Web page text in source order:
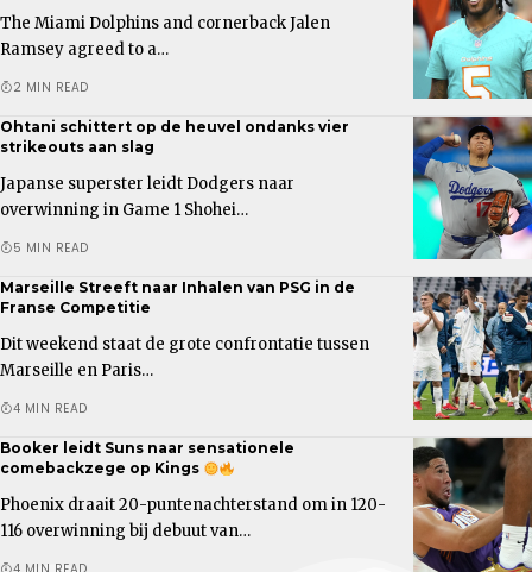
The Miami Dolphins and cornerback Jalen
Ramsey agreed to a…
2 MIN READ
Ohtani schittert op de heuvel ondanks vier
strikeouts aan slag
Japanse superster leidt Dodgers naar
overwinning in Game 1 Shohei…
5 MIN READ
Marseille Streeft naar Inhalen van PSG in de
Franse Competitie
Dit weekend staat de grote confrontatie tussen
Marseille en Paris…
4 MIN READ
Booker leidt Suns naar sensationele
comebackzege op Kings
Phoenix draait 20-puntenachterstand om in 120-
116 overwinning bij debuut van…